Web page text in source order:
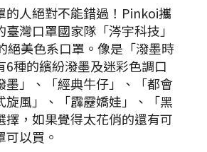
的人絕對不能錯過！Pinkoi攜
灣口罩國家隊「涔宇科技」
絕美色系口罩。像是「潑墨時
6種的繽紛潑墨及迷彩色調口
墨」、「經典牛仔」、「都會
旋風」、「霹靂嬌娃」、「黑
擇，如果覺得太花俏的還有可
以買。